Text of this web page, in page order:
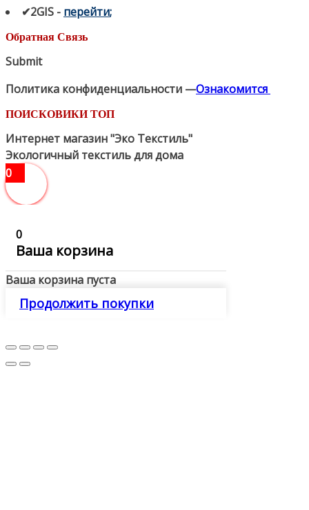
✔2GIS - перейти;
Обратная Связь
Submit
Политика конфиденциальности —Ознакомится
ПОИСКОВИКИ ТОП
Интернет магазин "Эко Текстиль"
Экологичный текстиль для дома
0
0
Ваша корзина
Ваша корзина пуста
Продолжить покупки